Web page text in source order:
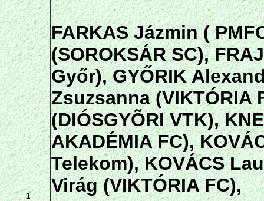
1
FARKAS Jázmin (
(SOROKSÁR SC),
Győr), GYŐRIK
Zsuzsanna (VIKTÓRIA
(DIÓSGYÕRI VTK),
AKADÉMIA FC),
Telekom), KOVÁCS
Virág (VIKTÓRIA FC),